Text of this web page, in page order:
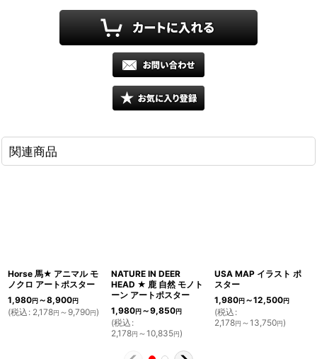
関連商品
Horse 馬★ アニマル モ
ノクロ アートポスター
1,980円～8,900円
(税込 : 2,178円 ～9,790円)
NATURE IN DEER
HEAD ★ 鹿 自然 モノト
ーン アートポスター
1,980円～9,850円
(税込 :
2,178円 ～10,835円)
USA MAP イラスト ポ
スター
1,980円～12,500円
(税込 :
2,178円 ～13,750円)